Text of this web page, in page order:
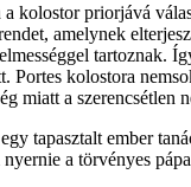
kolostor priorjává
amelynek
tartoznak.
Portes kolostora
miatt a szerencsétlen
tapasztalt ember
a törvényes